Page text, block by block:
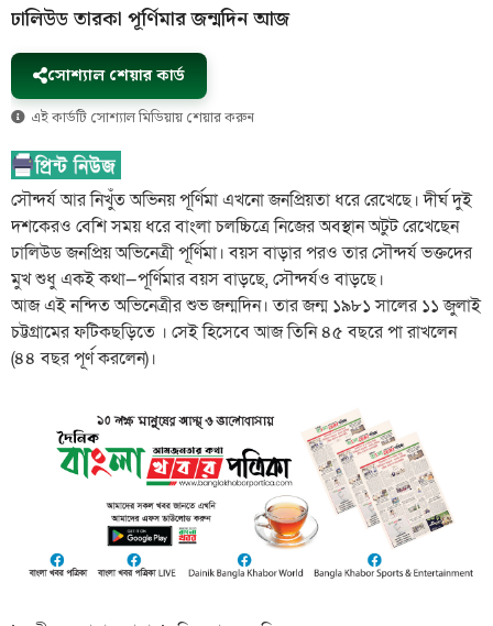
ঢালিউড তারকা পূর্ণিমার জন্মদিন আজ
সোশ্যাল শেয়ার কার্ড
এই কার্ডটি সোশ্যাল মিডিয়ায় শেয়ার করুন
সৌন্দর্য আর নিখুঁত অভিনয় পূর্ণিমা এখনো জনপ্রিয়তা ধরে রেখেছে। দীর্ঘ দুই
দশকেরও বেশি সময় ধরে বাংলা চলচ্চিত্রে নিজের অবস্থান অটুট রেখেছেন
ঢালিউড জনপ্রিয় অভিনেত্রী পূর্ণিমা। বয়স বাড়ার পরও তার সৌন্দর্য ভক্তদের
মুখ শুধু একই কথা—পূর্ণিমার বয়স বাড়ছে, সৌন্দর্যও বাড়ছে।
আজ এই নন্দিত অভিনেত্রীর শুভ জন্মদিন। তার জন্ম ১৯৮১ সালের ১১ জুলাই
চট্টগ্রামের ফটিকছড়িতে । সেই হিসেবে আজ তিনি ৪৫ বছরে পা রাখলেন
(৪৪ বছর পূর্ণ করলেন)।